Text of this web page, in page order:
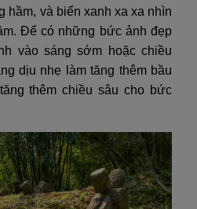
hầm, và biển xanh xa xa nhìn
Để có những bức ảnh đẹp
vào sáng sớm hoặc chiều
dịu nhẹ làm tăng thêm bầu
thêm chiều sâu cho bức